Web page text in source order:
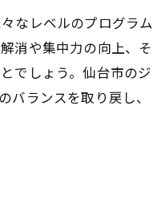
なレベルのプログラム
消や集中力の向上、そ
でしょう。仙台市のジ
ランスを取り戻し、